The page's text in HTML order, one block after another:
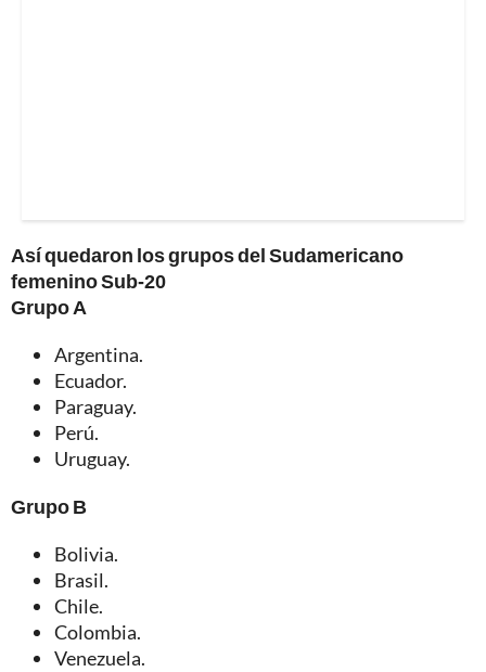
Así quedaron los grupos del Sudamericano
femenino Sub-20
Grupo A
Argentina.
Ecuador.
Paraguay.
Perú.
Uruguay.
Grupo B
Bolivia.
Brasil.
Chile.
Colombia.
Venezuela.